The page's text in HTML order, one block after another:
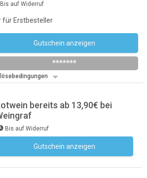
Bis auf Widerruf
für Erstbesteller
Gutschein anzeigen
*******
bereits ab 13,90€ bei
Bis auf Widerruf
Gutschein anzeigen